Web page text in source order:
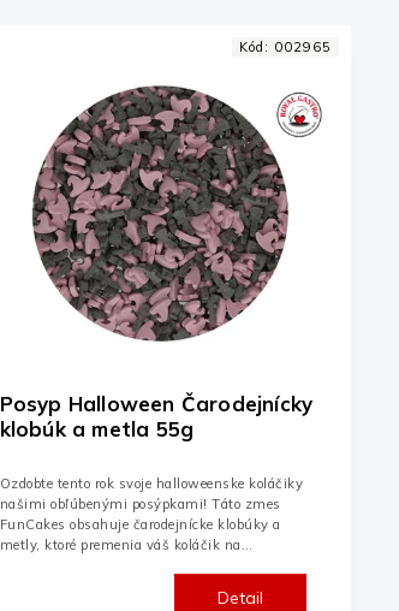
Posyp Halloween Čarodejnícky
klobúk a metla 55g
Detail
Ozdobte tento rok svoje halloweenske koláčiky
našimi obľúbenými posýpkami! Táto zmes
FunCakes obsahuje čarodejnícke klobúky a
metly, ktoré premenia váš koláčik na
Kód: 002965